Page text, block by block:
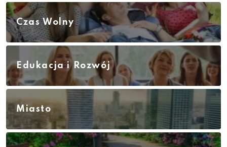
Czas Wolny
Edukacja i Rozwój
Miasto